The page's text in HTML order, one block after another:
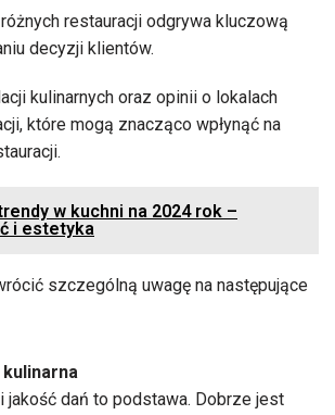
restauracji odgrywa kluczową
decyzji klientów.
kulinarnych oraz opinii o lokalach
które mogą znacząco wpłynąć na
w kuchni na 2024 rok –
i estetyka
szczególną uwagę na następujące
jakość dań to podstawa. Dobrze jest